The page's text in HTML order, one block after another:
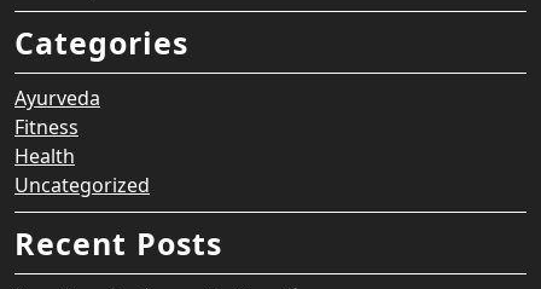
Categories
Ayurveda
Fitness
Health
Uncategorized
Recent Posts